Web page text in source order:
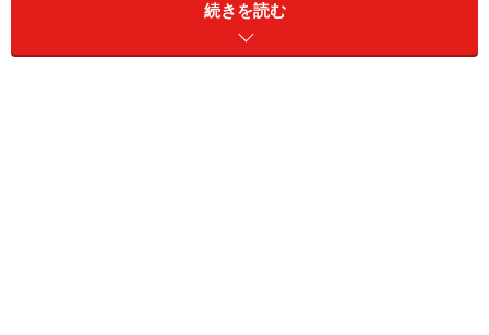
続きを読む